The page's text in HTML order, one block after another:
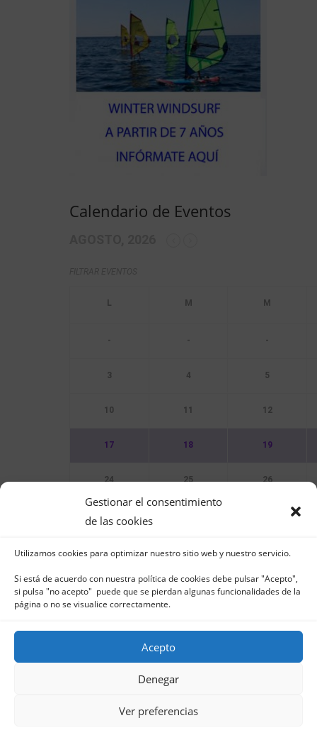
Gestionar el consentimiento
de las cookies
Utilizamos cookies para optimizar nuestro sitio web y nuestro servicio.
Si está de acuerdo con nuestra política de cookies debe pulsar "Acepto",
si pulsa "no acepto" puede que se pierdan algunas funcionalidades de la
página o no se visualice correctamente.
Acepto
Denegar
Ver preferencias
Calendario de Eventos
- - -
3 4 5
10 11 12
17 18 19
24 25 26
Sin Eventos
Club Naútico de Jávea - Muelle Norte s/n |